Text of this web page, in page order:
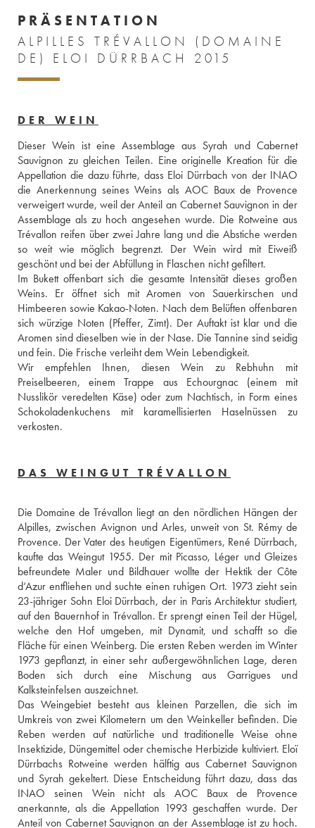
PRÄSENTATION
ALPILLES TRÉVALLON (DOMAINE
DE) ELOI DÜRRBACH 2015
DER WEIN
Dieser Wein ist eine Assemblage aus Syrah und Cabernet
Sauvignon zu gleichen Teilen. Eine originelle Kreation für die
Appellation die dazu führte, dass Eloi Dürrbach von der INAO
die Anerkennung seines Weins als AOC Baux de Provence
verweigert wurde, weil der Anteil an Cabernet Sauvignon in der
Assemblage als zu hoch angesehen wurde. Die Rotweine aus
Trévallon reifen über zwei Jahre lang und die Abstiche werden
so weit wie möglich begrenzt. Der Wein wird mit Eiweiß
geschönt und bei der Abfüllung in Flaschen nicht gefiltert.
Im Bukett offenbart sich die gesamte Intensität dieses großen
Weins. Er öffnet sich mit Aromen von Sauerkirschen und
Himbeeren sowie Kakao-Noten. Nach dem Belüften offenbaren
sich würzige Noten (Pfeffer, Zimt). Der Auftakt ist klar und die
Aromen sind dieselben wie in der Nase. Die Tannine sind seidig
und fein. Die Frische verleiht dem Wein Lebendigkeit.
Wir empfehlen Ihnen, diesen Wein zu Rebhuhn mit
Preiselbeeren, einem Trappe aus Echourgnac (einem mit
Nusslikör veredelten Käse) oder zum Nachtisch, in Form eines
Schokoladenkuchens mit karamellisierten Haselnüssen zu
verkosten.
DAS WEINGUT TRÉVALLON
Die Domaine de Trévallon liegt an den nördlichen Hängen der
Alpilles, zwischen Avignon und Arles, unweit von St. Rémy de
Provence. Der Vater des heutigen Eigentümers, René Dürrbach,
kaufte das Weingut 1955. Der mit Picasso, Léger und Gleizes
befreundete Maler und Bildhauer wollte der Hektik der Côte
d‘Azur entfliehen und suchte einen ruhigen Ort. 1973 zieht sein
23-jähriger Sohn Eloi Dürrbach, der in Paris Architektur studiert,
auf den Bauernhof in Trévallon. Er sprengt einen Teil der Hügel,
welche den Hof umgeben, mit Dynamit, und schafft so die
Fläche für einen Weinberg. Die ersten Reben werden im Winter
1973 gepflanzt, in einer sehr außergewöhnlichen Lage, deren
Boden sich durch eine Mischung aus Garrigues und
Kalksteinfelsen auszeichnet.
Das Weingebiet besteht aus kleinen Parzellen, die sich im
Umkreis von zwei Kilometern um den Weinkeller befinden. Die
Reben werden auf natürliche und traditionelle Weise ohne
Insektizide, Düngemittel oder chemische Herbizide kultiviert. Eloï
Dürrbachs Rotweine werden hälftig aus Cabernet Sauvignon
und Syrah gekeltert. Diese Entscheidung führt dazu, dass das
INAO seinen Wein nicht als AOC Baux de Provence
anerkannte, als die Appellation 1993 geschaffen wurde. Der
Anteil von Cabernet Sauvignon an der Assemblage ist zu hoch.